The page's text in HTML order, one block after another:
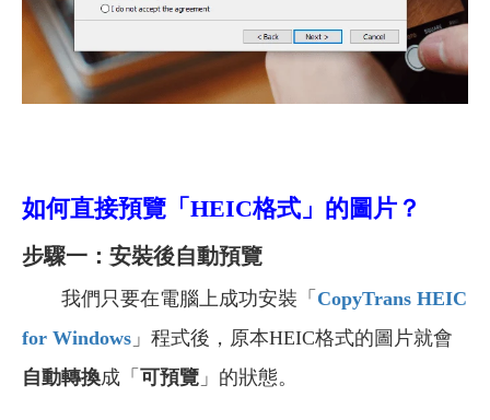
如何直接預覽「HEIC格式」的圖片？
步驟一：安裝後自動預覽
我們只要在電腦上成功安裝「 CopyTrans HEIC
for Windows 」程式後，原本HEIC格式的圖片就會
自動轉換成「 可預覽 」的狀態。